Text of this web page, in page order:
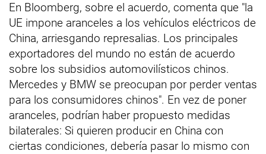
En Bloomberg, sobre el acuerdo, comenta que "la
UE impone aranceles a los vehículos eléctricos de
China, arriesgando represalias. Los principales
exportadores del mundo no están de acuerdo
sobre los subsidios automovilísticos chinos.
Mercedes y BMW se preocupan por perder ventas
para los consumidores chinos". En vez de poner
aranceles, podrían haber propuesto medidas
bilaterales: Si quieren producir en China con
ciertas condiciones, debería pasar lo mismo con